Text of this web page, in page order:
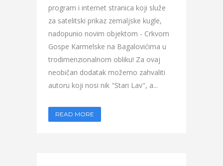
program i internet stranica koji služe
za satelitski prikaz zemaljske kugle,
nadopunio novim objektom - Crkvom
Gospe Karmelske na Bagalovićima u
trodimenzionalnom obliku! Za ovaj
neobičan dodatak možemo zahvaliti
autoru koji nosi nik "Stari Lav", a...
READ MORE